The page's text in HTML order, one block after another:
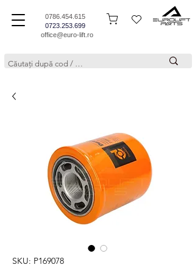
0786.454.615
0723.253.699
office@euro-lift.ro
SKU: P169078